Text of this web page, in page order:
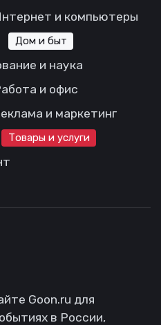
и компьютеры
Дом и быт
и наука
и офис
и маркетинг
Товары и услуги
Goon.ru для
в России,